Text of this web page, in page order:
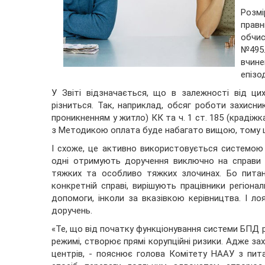
У Звіті відзначається, що в залежності від
різниться. Так, наприклад, обсяг роботи
проникненням у житло) КК та ч. 1 ст. 185
з Методикою оплата буде набагато вищою, тому
І схоже, це активно використовується
одні отримують доручення виключно на
тяжких та особливо тяжких злочинах. Бо
конкретній справі, вирішують працівники
допомоги, інколи за вказівкою керівництва. І
доручень.
«Те, що від початку функціонування системи БПД
режимі, створює прямі корупційні ризики. Адже
центрів, - пояснює голова Комітету НААУ з